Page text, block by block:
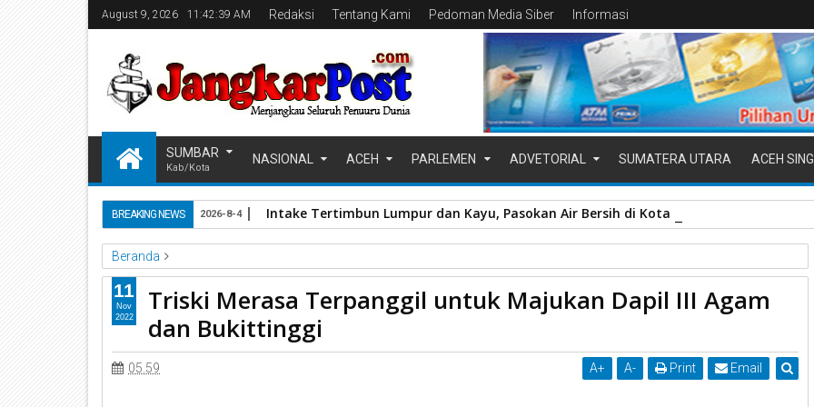
August 9, 2026 11:42:39 AM Redaksi Tentang Kami Pedoman Media Siber Informasi
SUMBAR
Kab/Kota
NASIONAL ACEH PARLEMEN ADVETORIAL SUMATERA UTARA ACEH
BREAKING NEWS Intake Tertimbun Lumpur dan Kayu, Pasokan Air Bersih di Kota Padang Terganggu
2026-8-4
Beranda
Agam
Bukittinggi Provinsi Sumatra Barat Triski Merasa Terpanggil untuk Majukan Dapil III Agam dan Bukittinggi
Triski Merasa Terpanggil untuk Majukan Dapil III Agam
dan Bukittinggi
05.59 A+ A- Print Email
11
Nov
2022